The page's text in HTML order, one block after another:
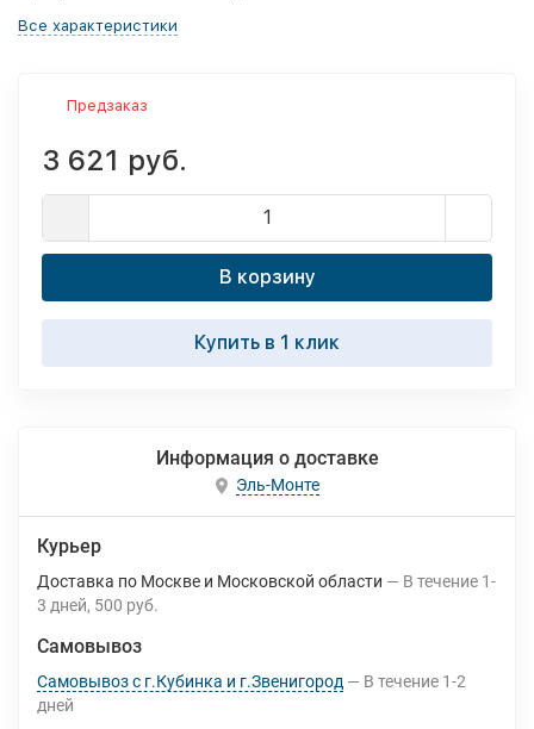
Все характеристики
Предзаказ
3 621 руб.
В корзину
Купить в 1 клик
Информация о доставке
Эль-Монте
Курьер
Доставка по Москве и Московской области В течение 1-
3 дней 500 руб.
Самовывоз
Самовывоз с г.Кубинка и г.Звенигород В течение 1-2
дней